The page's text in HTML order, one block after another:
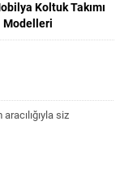
Koltuk Takımı
Modelleri
siz